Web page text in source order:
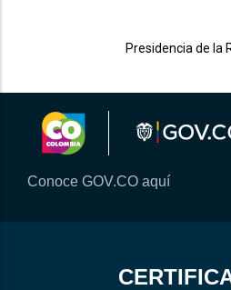
Presidencia de la
Conoce GOV.CO aquí